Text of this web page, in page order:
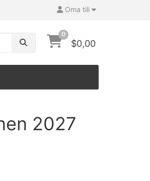
Oma tili
0
$0,00
2027